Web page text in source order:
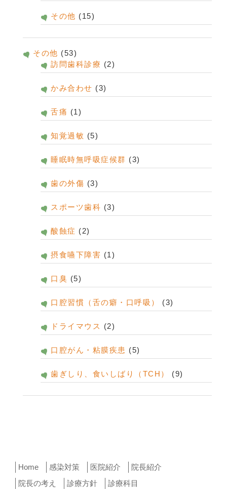
その他 (15)
その他 (53)
訪問歯科診療 (2)
かみ合わせ (3)
舌痛 (1)
知覚過敏 (5)
睡眠時無呼吸症候群 (3)
歯の外傷 (3)
スポーツ歯科 (3)
酸蝕症 (2)
摂食嚥下障害 (1)
口臭 (5)
口腔習慣（舌の癖・口呼吸） (3)
ドライマウス (2)
口腔がん・粘膜疾患 (5)
歯ぎしり、食いしばり（TCH） (9)
Home 感染対策 医院紹介
院長紹介
院長の考え
診療方針
診療科目